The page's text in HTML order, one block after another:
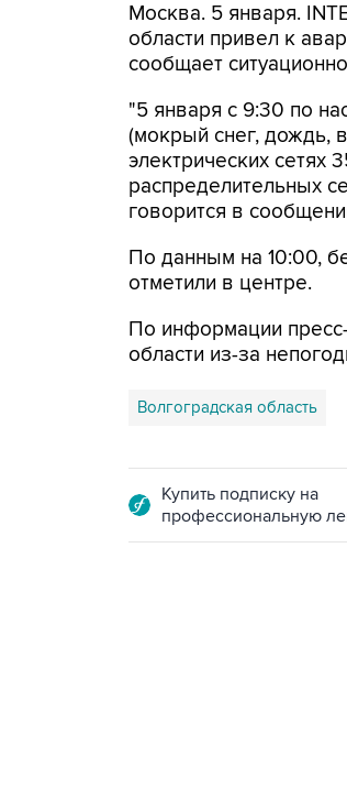
Москва. 5 января.
области привел к
сообщает
"5 января с 9:30 по
(мокрый снег, дождь,
электрических
распределительных
говорится в
По данным на 10:00,
отметили в центре.
По информации
области из-за
Волгоградская область
Купить подписку на
профессиональную